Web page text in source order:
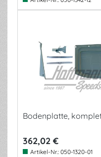
Bodenplatte,
362,02 €
Artikel-Nr.: 050-1320-01